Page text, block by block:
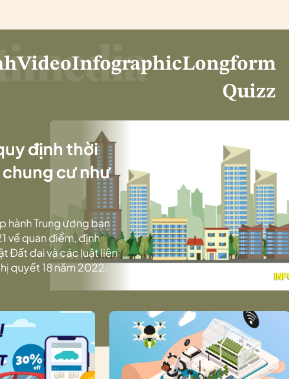
VideoInfographicLongform
Quizz
định thời
chung cư như
hành Trung ương ban
về quan điểm, định
Đất đai và các luật liên
quyết 18 năm 2022.